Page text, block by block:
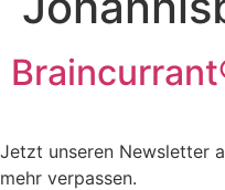
Jetzt unseren Newsletter
mehr verpassen.